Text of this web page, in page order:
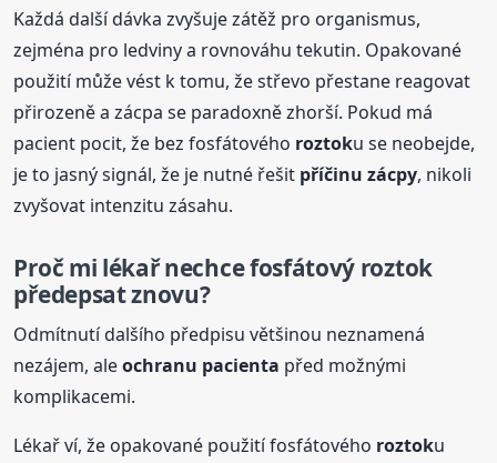
Každá další dávka zvyšuje zátěž pro organismus,
zejména pro ledviny a rovnováhu tekutin. Opakované
použití může vést k tomu, že střevo přestane reagovat
přirozeně a zácpa se paradoxně zhorší. Pokud má
pacient pocit, že bez fosfátového roztoku se neobejde,
je to jasný signál, že je nutné řešit příčinu zácpy, nikoli
zvyšovat intenzitu zásahu.
Proč mi lékař nechce fosfátový roztok
předepsat znovu?
Odmítnutí dalšího předpisu většinou neznamená
nezájem, aleochranu pacienta před možnými
komplikacemi.
Lékař ví, že opakované použití fosfátového roztoku